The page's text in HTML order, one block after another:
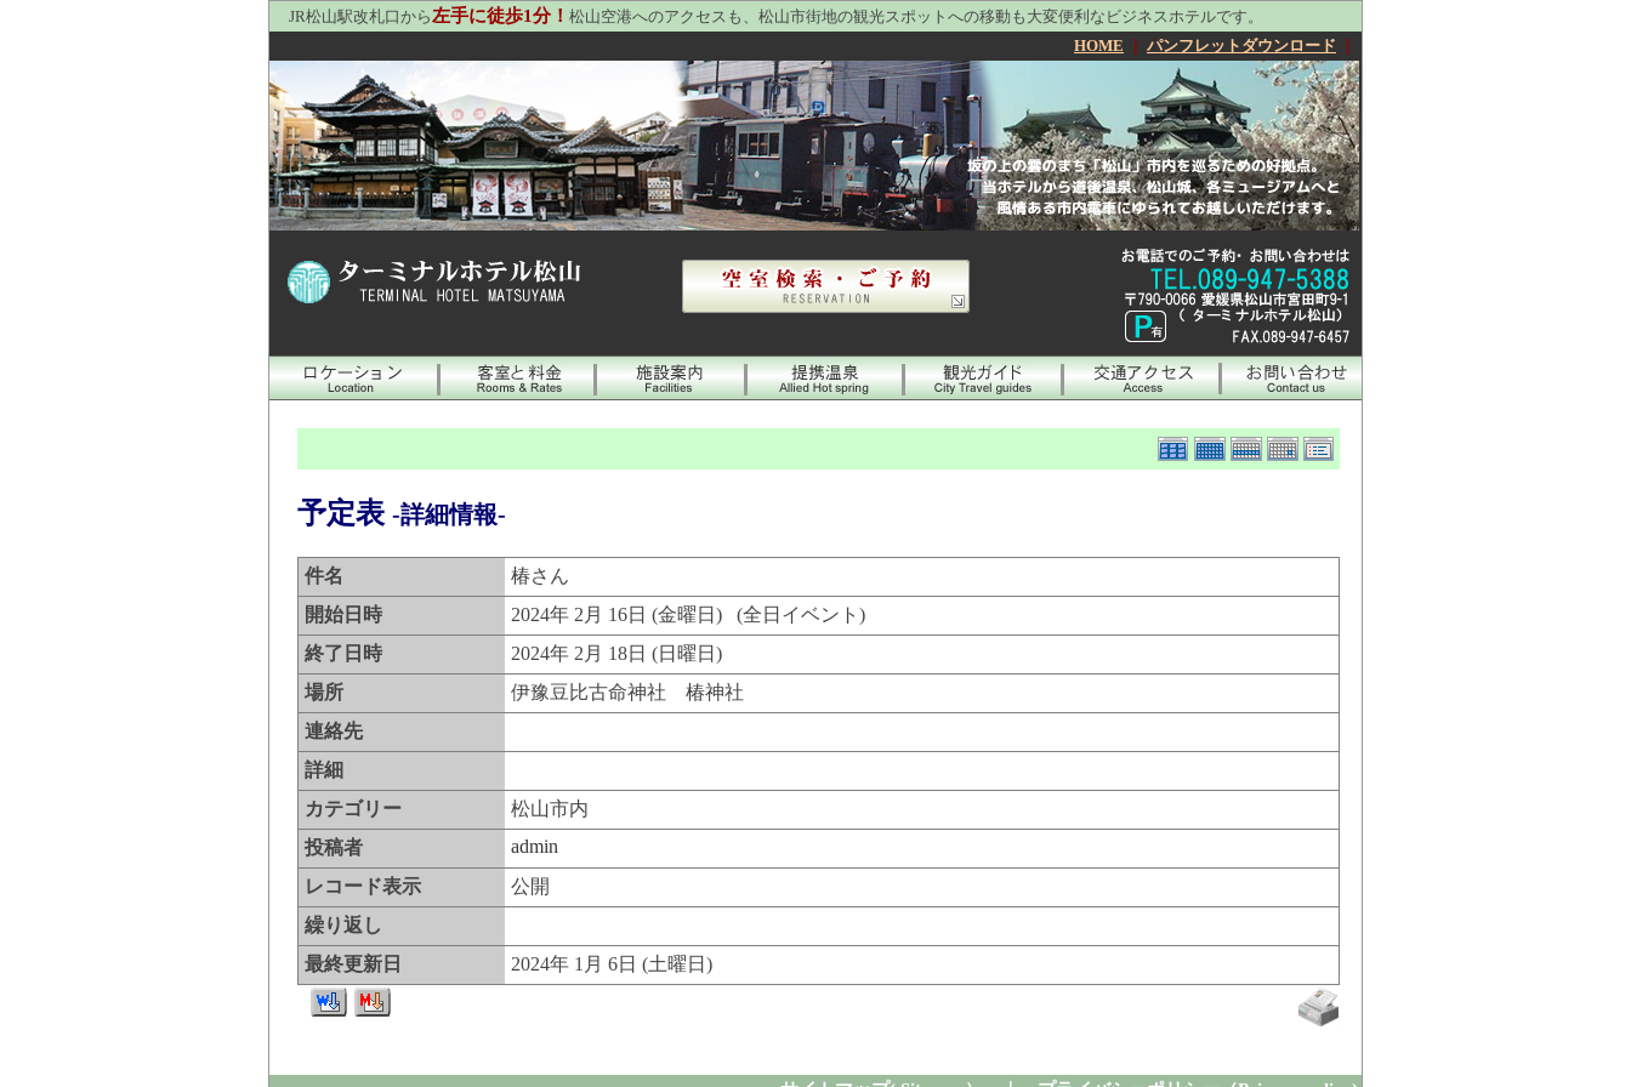
JR松山駅改札口から左手に徒歩1分！ 松山空港へのアクセスも、松山市街地の観光スポットへの移動も大変便利なビジネスホテルです。
HOME
パンフレットダウンロード
予定表 -詳細情報-
件名
椿さん
開始日時
2024年 2月 16日 (金曜日) (全日イベント)
終了日時
2024年 2月 18日 (日曜日)
場所
伊豫豆比古命神社 椿神社
連絡先
詳細
カテゴリー
松山市内
投稿者
admin
レコード表示
公開
繰り返し
最終更新日
2024年 1月 6日 (土曜日)